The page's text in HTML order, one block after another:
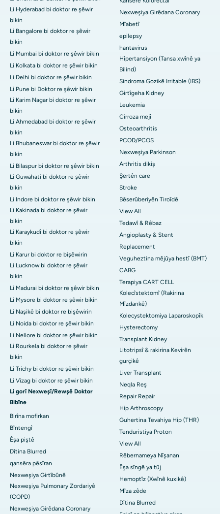
Li Hyderabad bi doktor re şêwir
bikin
Li Bangalore bi doktor re şêwir
bikin
Li Mumbai bi doktor re şêwir bikin
Li Kolkata bi doktor re şêwir bikin
Li Delhi bi doktor re şêwir bikin
Li Pune bi Doktor re şêwir bikin
Li Karim Nagar bi doktor re şêwir
bikin
Li Ahmedabad bi doktor re şêwir
bikin
Li Bhubaneswar bi doktor re şêwir
bikin
Li Bilaspur bi doktor re şêwir bikin
Li Guwahati bi doktor re şêwir
bikin
Li Indore bi doktor re şêwir bikin
Li Kakinada bi doktor re şêwir
bikin
Li Karaykudî bi doktor re şêwir
bikin
Li Karur bi doktor re bişêwirin
Li Lucknow bi doktor re şêwir
bikin
Li Madurai bi doktor re şêwir bikin
Li Mysore bi doktor re şêwir bikin
Li Naşikê bi doktor re bişêwirin
Li Noida bi doktor re şêwir bikin
Li Nellore bi doktor re şêwir bikin
Li Rourkela bi doktor re şêwir
bikin
Li Trichy bi doktor re şêwir bikin
Li Vizag bi doktor re şêwir bikin
Li gorî Nexweşî/Rewşê Doktor
Bibîne
Birîna mofirkan
Bîntengî
Êşa piştê
Dîtina Blurred
qansêra pêsîran
Nexweşiya Girtîbûnê
Nexweşiya Pulmonary Zordariyê
(COPD)
Nexweşiya Girêdana Coronary
Nexweşiya Girêdana Coronary
Mîabetî
epilepsy
hantavirus
Hîpertansiyon (Tansa xwînê ya
Bilind)
Sindroma Gozikê Irritable (IBS)
Girtîgeha Kidney
Leukemia
Cirroza mejî
Osteoarthritis
PCOD/PCOS
Nexweşiya Parkinson
Arthritis dikiş
Şertên care
Stroke
Bêserûberiyên Tiroîdê
View All
Tedawî & Rêbaz
Angioplasty & Stent
Replacement
Veguheztina mêjûya hestî (BMT)
CABG
Terapiya CART CELL
Kolecîstektomî (Rakirina
Mîzdankê)
Kolecystektomiya Laparoskopîk
Hysterectomy
Transplant Kidney
Litotripsî & rakirina Kevirên
gurçikê
Liver Transplant
Neqla Reş
Repair Repair
Hip Arthroscopy
Guhertina Tevahiya Hip (THR)
Tenduristiya Proton
View All
Rêbernameya Nîşanan
Êşa sîngê ya tûj
Hemoptîz (Xwînê kuxikê)
Mîza zêde
Dîtina Blurred